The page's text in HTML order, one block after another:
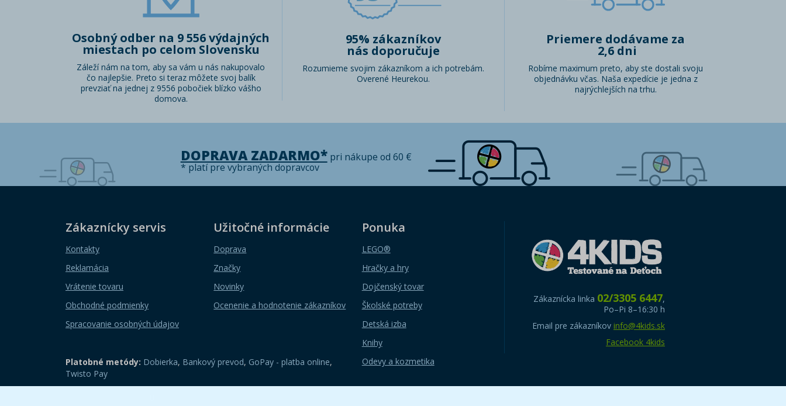
Osobný odber na 9 556 výdajných
miestach po celom Slovensku
Záleží nám na tom, aby sa vám u nás nakupovalo
čo najlepšie. Preto si teraz môžete svoj balík
prevziať na jednej z 9556 pobočiek blízko vášho
domova.
95% zákazníkov
nás doporučuje
Rozumieme svojim zákazníkom a ich potrebám.
Overené Heurekou.
Priemere dodávame za
2,6 dni
Robíme maximum preto, aby ste dostali svoju
objednávku včas. Naša expedície je jedna z
najrýchlejších na trhu.
DOPRAVA ZADARMO*pri nákupe od 60 €
* platí pre vybraných dopravcov
Zákaznícky servis
Kontakty
Reklamácia
Vrátenie tovaru
Obchodné podmienky
Spracovanie osobných údajov
Užitočné informácie
Doprava
Značky
Novinky
Ocenenie a hodnotenie zákazníkov
Ponuka
LEGO®
Hračky a hry
Dojčenský tovar
Školské potreby
Detská izba
Knihy
Odevy a kozmetika
Platobné metódy: Dobierka, Bankový prevod, GoPay - platba online,
Twisto Pay
Zákaznícka linka 02/3305 6447,
Po–Pi 8–16:30 h
Email pre zákazníkov info@4kids.sk
Facebook 4kids